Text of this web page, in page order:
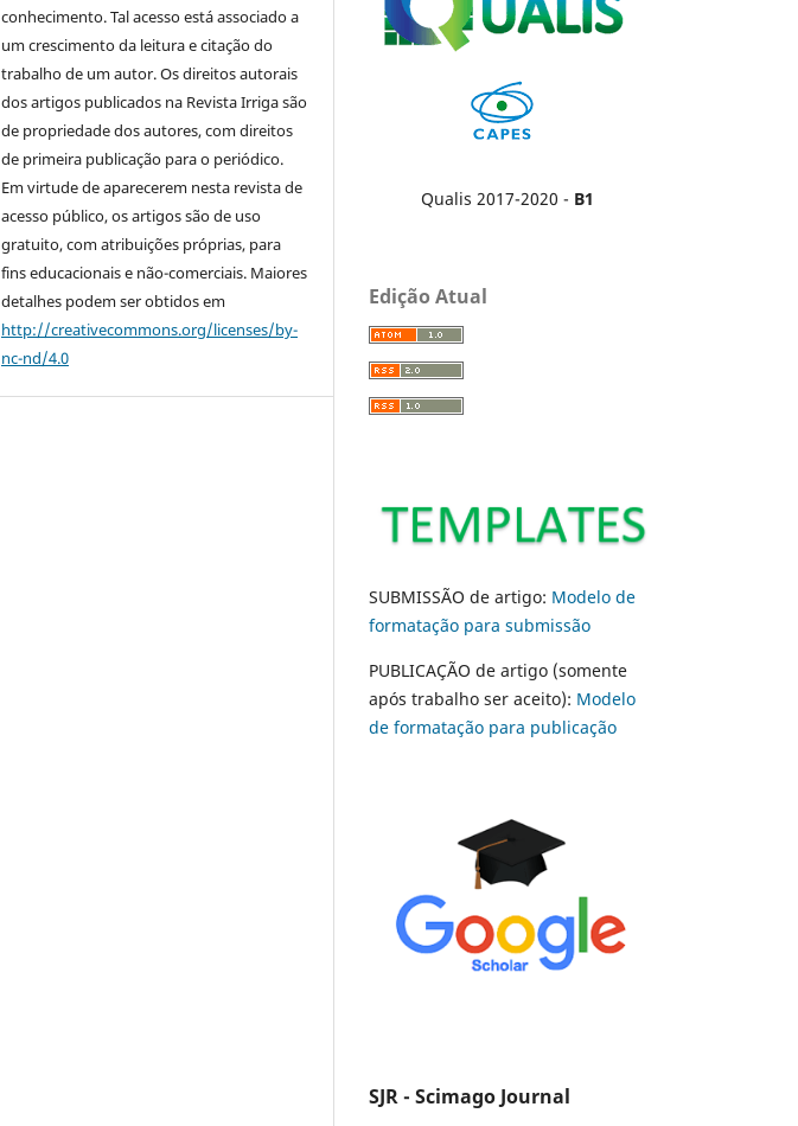
conhecimento. Tal acesso está associado a
um crescimento da leitura e citação do
trabalho de um autor. Os direitos autorais
dos artigos publicados na Revista Irriga são
de propriedade dos autores, com direitos
de primeira publicação para o periódico.
Em virtude de aparecerem nesta revista de
acesso público, os artigos são de uso
gratuito, com atribuições próprias, para
fins educacionais e não-comerciais. Maiores
detalhes podem ser obtidos em
http://creativecommons.org/licenses/by-
nc-nd/4.0
Qualis 2017-2020 - B1
Edição Atual
SUBMISSÃO de artigo: Modelo de
formatação para submissão
PUBLICAÇÃO de artigo (somente
após trabalho ser aceito): Modelo
de formatação para publicação
SJR - Scimago Journal